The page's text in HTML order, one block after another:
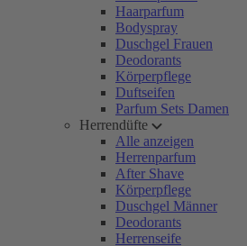
Haarparfum
Bodyspray
Duschgel Frauen
Deodorants
Körperpflege
Duftseifen
Parfum Sets Damen
Herrendüfte
Alle anzeigen
Herrenparfum
After Shave
Körperpflege
Duschgel Männer
Deodorants
Herrenseife